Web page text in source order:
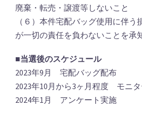
廃棄・転売・譲渡等しないこと
（６）本件宅配バッグ使用に伴
が一切の責任を負わないことを承
■当選後のスケジュール
2023年9月 宅配バッグ配布
2023年10月から3ヶ月程度 モニ
2024年1月 アンケート実施